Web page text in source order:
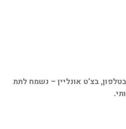
בצ’ט אונליין – נשמח לתת